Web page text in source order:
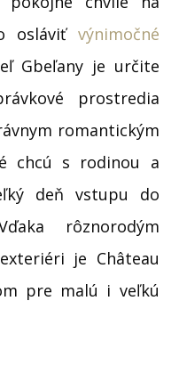
osláviť výnimočné
Gbeľany je určite
prostredia
romantickým
chcú s rodinou a
deň vstupu do
rôznorodým
je Château
pre malú i veľkú